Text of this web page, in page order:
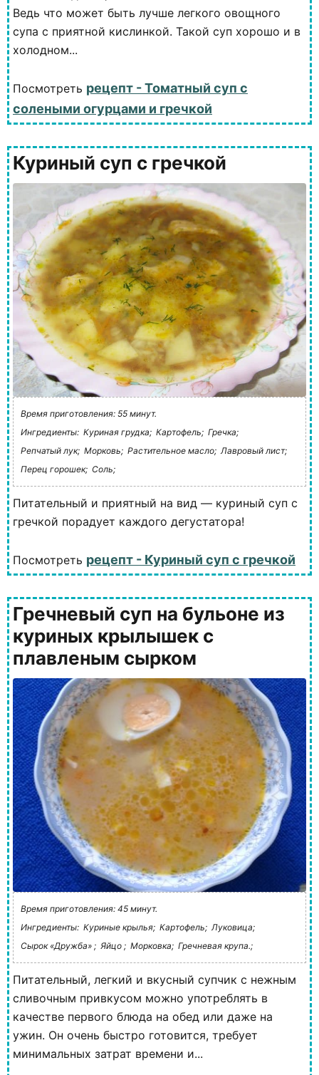
Ведь что может быть лучше легкого овощного
супа с приятной кислинкой. Такой суп хорошо и в
холодном...
Посмотреть рецепт - Томатный суп с
солеными огурцами и гречкой
Куриный суп с гречкой
Время приготовления: 55 минут.
Ингредиенты: Куриная грудка; Картофель; Гречка;
Репчатый лук; Морковь; Растительное масло; Лавровый лист;
Перец горошек; Соль;
Питательный и приятный на вид — куриный суп с
гречкой порадует каждого дегустатора!
Посмотреть рецепт - Куриный суп с гречкой
Гречневый суп на бульоне из
куриных крылышек с
плавленым сырком
Время приготовления: 45 минут.
Ингредиенты: Куриные крылья; Картофель; Луковица;
Сырок «Дружба» ; Яйцо ; Морковка; Гречневая крупа.;
Питательный, легкий и вкусный супчик с нежным
сливочным привкусом можно употреблять в
качестве первого блюда на обед или даже на
ужин. Он очень быстро готовится, требует
минимальных затрат времени и...